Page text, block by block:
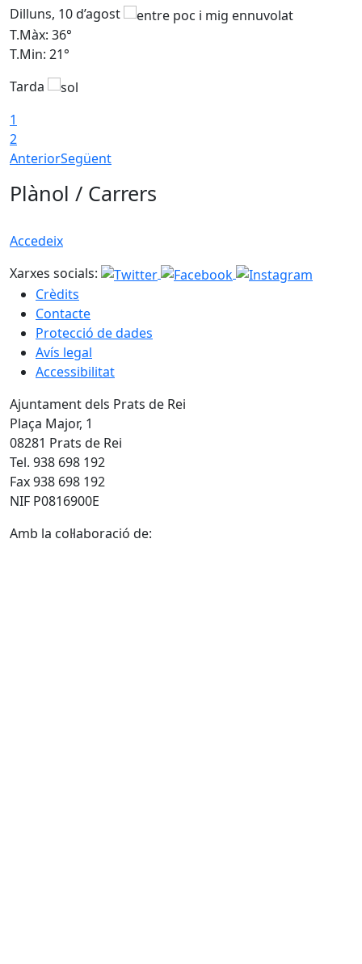
Dilluns, 10 d’agost
T.Màx: 36°
T.Min: 21°
Tarda
1
2
AnteriorSegüent
Plànol / Carrers
Accedeix
Xarxes socials:
Crèdits
Contacte
Protecció de dades
Avís legal
Accessibilitat
Ajuntament dels Prats de Rei
Plaça Major, 1
08281 Prats de Rei
Tel. 938 698 192
Fax 938 698 192
NIF P0816900E
Amb la col·laboració de: